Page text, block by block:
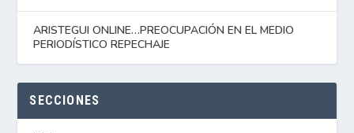
ARISTEGUI ONLINE…PREOCUPACIÓN EN EL MEDIO
PERIODÍSTICO REPECHAJE
SECCIONES